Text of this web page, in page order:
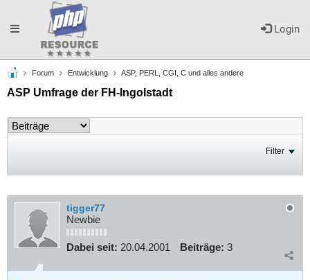
Login
Toggle
navigation
Forum Entwicklung ASP, PERL, CGI, C und alles andere
ASP Umfrage der FH-Ingolstadt
Filter
tigger77
Newbie
Dabei seit: 20.04.2001 Beiträge: 3